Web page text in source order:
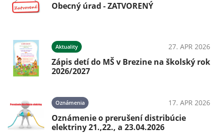
Obecný úrad - ZATVORENÝ
Aktuality 27. APR 2026
Zápis detí do MŠ v Brezine na školský rok
2026/2027
Oznámenia 17. APR 2026
Oznámenie o prerušení distribúcie
elektriny 21.,22., a 23.04.2026